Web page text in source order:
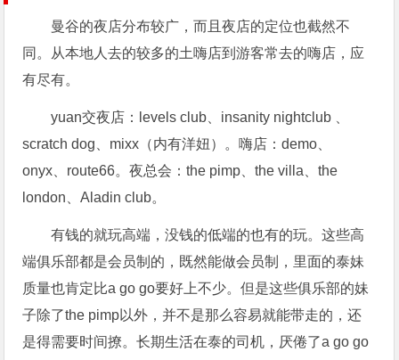
曼谷的夜店分布较广，而且夜店的定位也截然不
同。从本地人去的较多的土嗨店到游客常去的嗨店，应
有尽有。
yuan交夜店：levels club、insanity nightclub 、
scratch dog、mixx（内有洋妞）。嗨店：demo、
onyx、route66。夜总会：the pimp、the villa、the
london、Aladin club。
有钱的就玩高端，没钱的低端的也有的玩。这些高
端俱乐部都是会员制的，既然能做会员制，里面的泰妹
质量也肯定比a go go要好上不少。但是这些俱乐部的妹
子除了the pimp以外，并不是那么容易就能带走的，还
是得需要时间撩。长期生活在泰的司机，厌倦了a go go